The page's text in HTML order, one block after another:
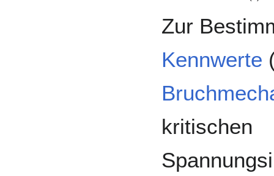
Zur
Kennwerte
kritischen